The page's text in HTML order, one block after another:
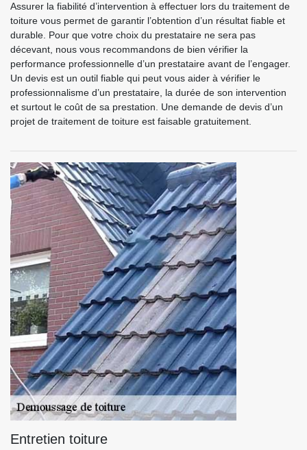
Assurer la fiabilité d’intervention à effectuer lors du traitement de
toiture vous permet de garantir l’obtention d’un résultat fiable et
durable. Pour que votre choix du prestataire ne sera pas
décevant, nous vous recommandons de bien vérifier la
performance professionnelle d’un prestataire avant de l’engager.
Un devis est un outil fiable qui peut vous aider à vérifier le
professionnalisme d’un prestataire, la durée de son intervention
et surtout le coût de sa prestation. Une demande de devis d’un
projet de traitement de toiture est faisable gratuitement.
Entretien toiture